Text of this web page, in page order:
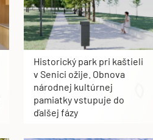
Historický park pri kaštieli
v Senici ožije. Obnova
národnej kultúrnej
pamiatky vstupuje do
ďalšej fázy